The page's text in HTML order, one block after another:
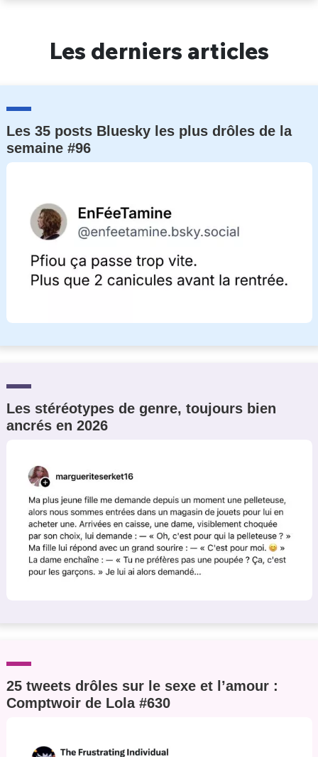
Les derniers articles
Les 35 posts Bluesky les plus drôles de la
semaine #96
Les stéréotypes de genre, toujours bien
ancrés en 2026
25 tweets drôles sur le sexe et l’amour :
Comptwoir de Lola #630